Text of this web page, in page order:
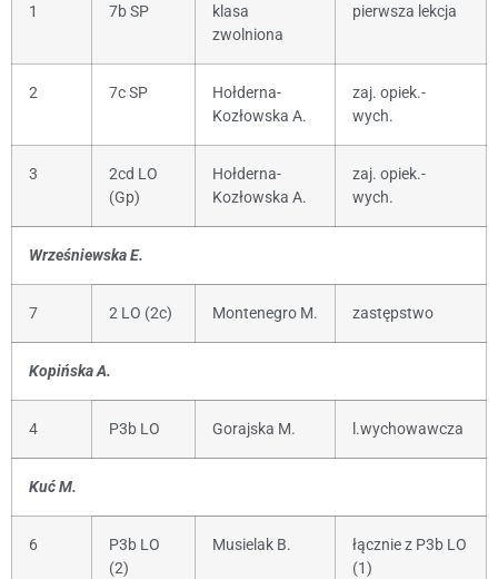
1 7b SP
klasa
zwolniona
pierwsza lekcja
2 7c SP
Hołderna-
Kozłowska A.
zaj. opiek.-
wych.
3
2cd LO
(Gp)
Hołderna-
Kozłowska A.
zaj. opiek.-
wych.
Wrześniewska E.
7 2 LO (2c) Montenegro M. zastępstwo
Kopińska A.
4 P3b LO Gorajska M. l.wychowawcza
Kuć M.
6
P3b LO
(2)
Musielak B.
łącznie z P3b LO
(1)